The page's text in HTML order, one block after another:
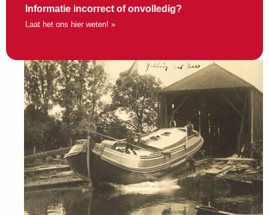
Informatie incorrect of onvolledig?
Laat het ons hier weten! »